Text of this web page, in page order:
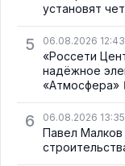
установят
5 06.08.2026 12:43
«Россети
надёжное
«Атмосфера»
6 06.08.2026 13:35
Павел